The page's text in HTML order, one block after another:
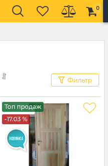
0
Фильтр
Топ продаж
-17.03 %